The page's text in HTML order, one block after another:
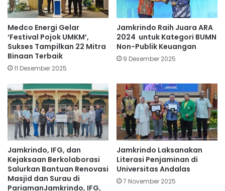
Medco Energi Gelar
‘Festival Pojok UMKM’,
Sukses Tampilkan 22 Mitra
Binaan Terbaik
11 Desember 2025
Jamkrindo Raih Juara ARA
2024 untuk Kategori BUMN
Non-Publik Keuangan
9 Desember 2025
Jamkrindo, IFG, dan
Kejaksaan Berkolaborasi
Salurkan Bantuan Renovasi
Masjid dan Surau di
PariamanJamkrindo, IFG,
Jamkrindo Laksanakan
Literasi Penjaminan di
Universitas Andalas
7 November 2025